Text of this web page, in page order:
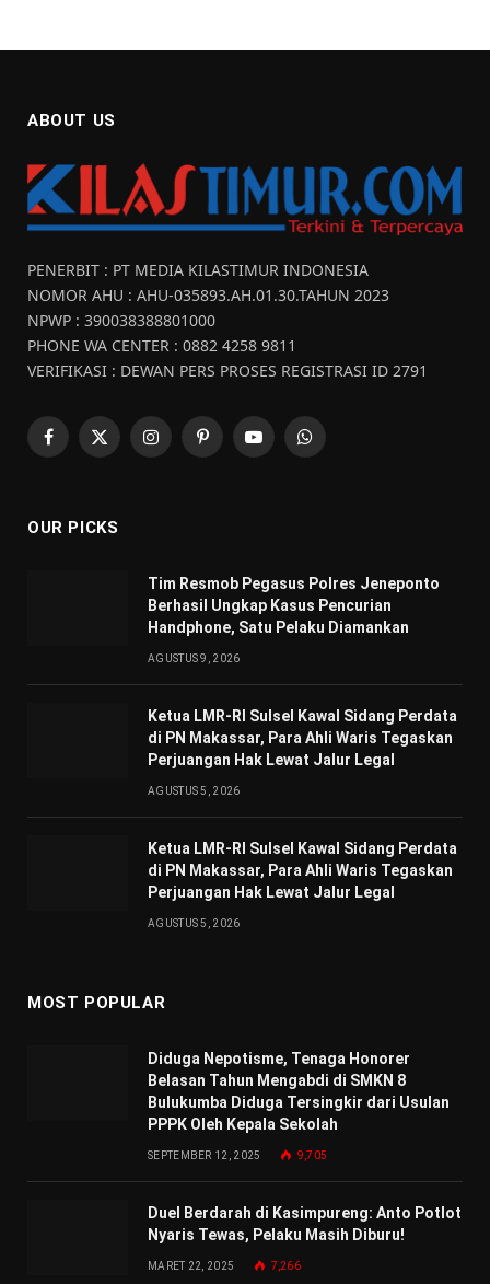
ABOUT US
PENERBIT : PT MEDIA KILASTIMUR INDONESIA
NOMOR AHU : AHU-035893.AH.01.30.TAHUN 2023
NPWP : 390038388801000
PHONE WA CENTER : 0882 4258 9811
VERIFIKASI : DEWAN PERS PROSES REGISTRASI ID 2791
Facebook
X
InstagramPinterestYouTubeWhatsApp
OUR PICKS
Tim Resmob Pegasus Polres Jeneponto
Berhasil Ungkap Kasus Pencurian
Handphone, Satu Pelaku Diamankan
AGUSTUS 9, 2026
Ketua LMR-RI Sulsel Kawal Sidang Perdata
di PN Makassar, Para Ahli Waris Tegaskan
Perjuangan Hak Lewat Jalur Legal
AGUSTUS 5, 2026
Ketua LMR-RI Sulsel Kawal Sidang Perdata
di PN Makassar, Para Ahli Waris Tegaskan
Perjuangan Hak Lewat Jalur Legal
AGUSTUS 5, 2026
MOST POPULAR
Diduga Nepotisme, Tenaga Honorer
Belasan Tahun Mengabdi di SMKN 8
Bulukumba Diduga Tersingkir dari Usulan
PPPK Oleh Kepala Sekolah
SEPTEMBER 12, 2025 9,705
Duel Berdarah di Kasimpureng: Anto Potlot
Nyaris Tewas, Pelaku Masih Diburu!
MARET 22, 2025 7,266